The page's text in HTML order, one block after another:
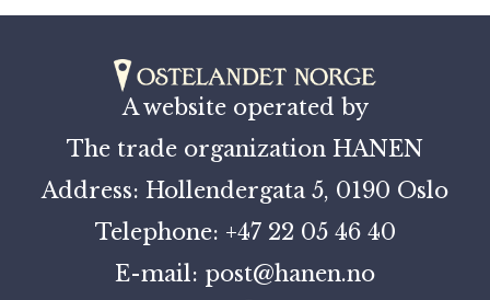
A website operated by
The trade organization HANEN
Address: Hollendergata 5, 0190 Oslo
Telephone: +47 22 05 46 40
E-mail: post@hanen.no